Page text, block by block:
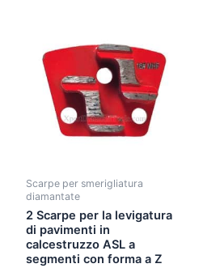
Scarpe per smerigliatura
diamantate
2 Scarpe per la levigatura
di pavimenti in
calcestruzzo ASL a
segmenti con forma a Z